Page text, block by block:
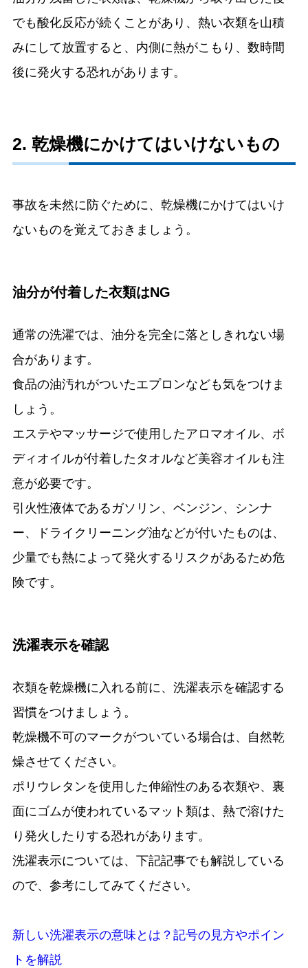
でも酸化反応が続くことがあり、熱い衣類を山積
みにして放置すると、内側に熱がこもり、数時間
後に発火する恐れがあります。
2. 乾燥機にかけてはいけないもの
事故を未然に防ぐために、乾燥機にかけてはいけ
ないものを覚えておきましょう。
油分が付着した衣類はNG
通常の洗濯では、油分を完全に落としきれない場
合があります。
食品の油汚れがついたエプロンなども気をつけま
しょう。
エステやマッサージで使用したアロマオイル、ボ
ディオイルが付着したタオルなど美容オイルも注
意が必要です。
引火性液体であるガソリン、ベンジン、シンナ
ー、ドライクリーニング油などが付いたものは、
少量でも熱によって発火するリスクがあるため危
険です。
洗濯表示を確認
衣類を乾燥機に入れる前に、洗濯表示を確認する
習慣をつけましょう。
乾燥機不可のマークがついている場合は、自然乾
燥させてください。
ポリウレタンを使用した伸縮性のある衣類や、裏
面にゴムが使われているマット類は、熱で溶けた
り発火したりする恐れがあります。
洗濯表示については、下記記事でも解説している
ので、参考にしてみてください。
新しい洗濯表示の意味とは？記号の見方やポイン
トを解説